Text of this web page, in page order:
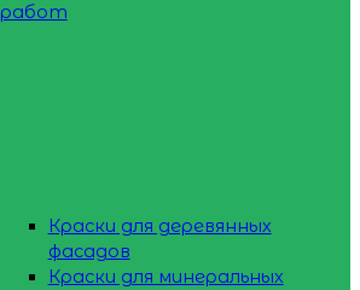
работ
Краски для деревянных
фасадов
Краски для минеральных